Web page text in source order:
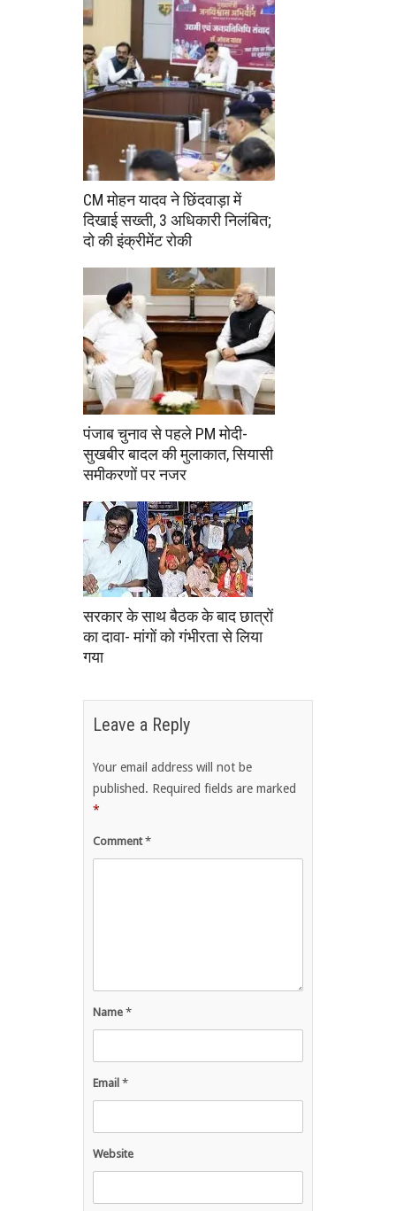
CM मोहन यादव ने छिंदवाड़ा में
दिखाई सख्ती, 3 अधिकारी निलंबित;
दो की इंक्रीमेंट रोकी
पंजाब चुनाव से पहले PM मोदी-
सुखबीर बादल की मुलाकात, सियासी
समीकरणों पर नजर
सरकार के साथ बैठक के बाद छात्रों
का दावा- मांगों को गंभीरता से लिया
गया
Leave a Reply
Your email address will not be
published. Required fields are marked
*
Comment*
Name *
Email *
Website